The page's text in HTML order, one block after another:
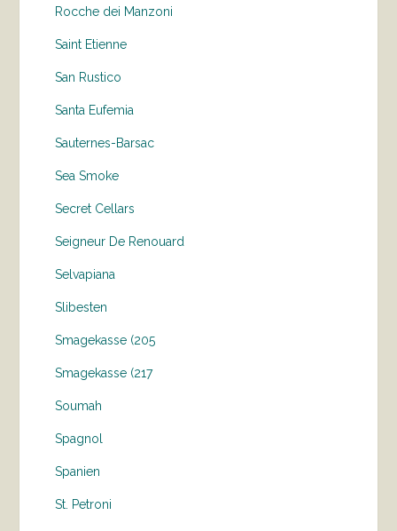
Rocche dei Manzoni
Saint Etienne
San Rustico
Santa Eufemia
Sauternes-Barsac
Sea Smoke
Secret Cellars
Seigneur De Renouard
Selvapiana
Slibesten
Smagekasse (205
Smagekasse (217
Soumah
Spagnol
Spanien
St. Petroni